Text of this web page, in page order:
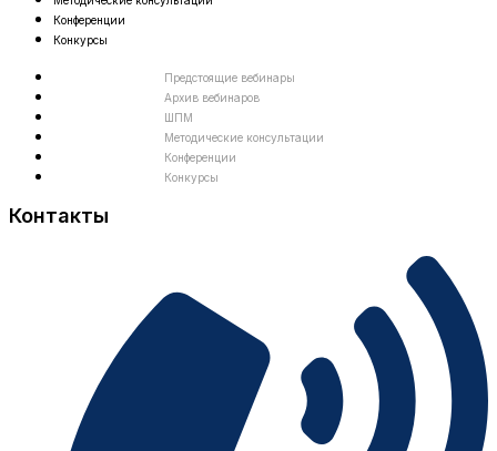
Конференции
Конкурсы
Предстоящие вебинары
Архив вебинаров
ШПМ
Методические консультации
Конференции
Конкурсы
Контакты